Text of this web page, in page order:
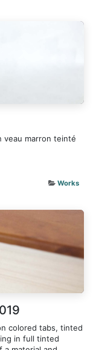
veau marron teinté
Works
colored tabs, tinted
in full tinted